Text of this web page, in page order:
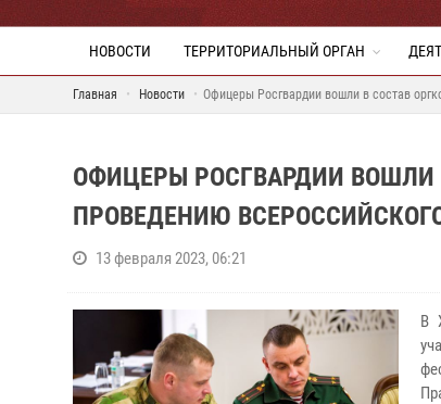
НОВОСТИ ТЕРРИТОРИАЛЬНЫЙ ОРГАН
Главная Новости Офицеры Росгвардии вошли в состав
ОФИЦЕРЫ РОСГВАРДИИ ВОШЛИ
ПРОВЕДЕНИЮ
13 февраля 2023, 06:21
В